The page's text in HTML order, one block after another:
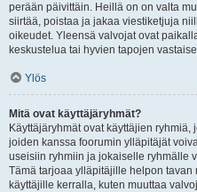
perään päivittäin. Heillä on on valta
siirtää, poistaa ja jakaa viestiketjuja
oikeudet. Yleensä valvojat ovat
keskustelua tai hyvien tapojen
Ylös
Mitä ovat käyttäjäryhmät?
Käyttäjäryhmät ovat käyttäjien
joiden kanssa foorumin ylläpitäjät
useisiin ryhmiin ja jokaiselle ryhmälle
Tämä tarjoaa ylläpitäjille helpon
käyttäjille kerralla, kuten muuttaa